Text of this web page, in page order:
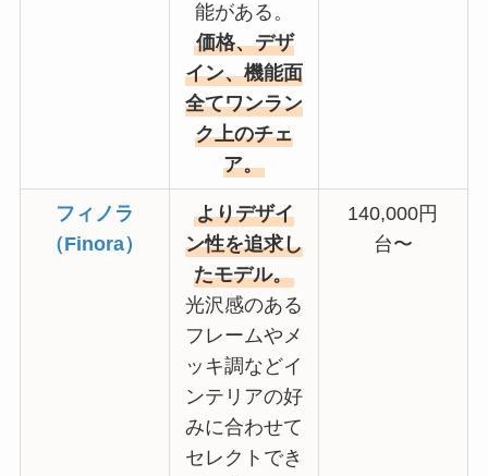
能がある。
価格、デザ
イン、機能面
全てワンラン
ク上のチェ
ア。
フィノラ
（Finora）
よりデザイ
ン性を追求し
たモデル。
光沢感のある
フレームやメ
ッキ調などイ
ンテリアの好
みに合わせて
セレクトでき
140,000円
台〜